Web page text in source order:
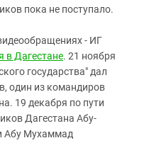
пока не поступало.
- ИГ
в Дагестане. 21 ноября
государства" дал
один из командиров
19 декабря по пути
Дагестана Абу-
Абу Мухаммад